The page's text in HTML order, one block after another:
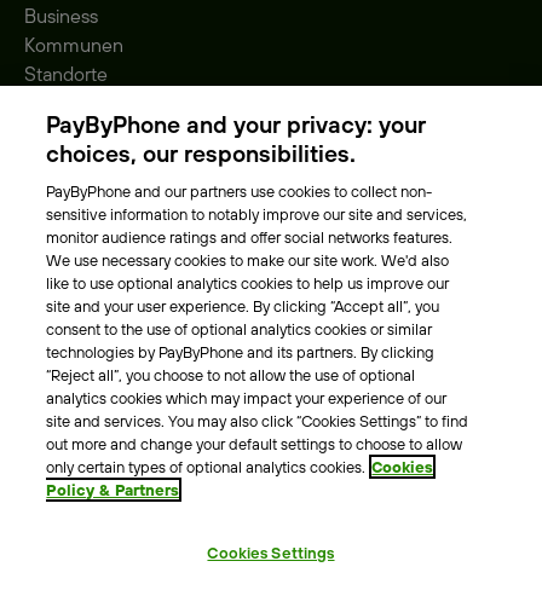
Business
Kommunen
Standorte
Park-Vignette
Über Uns
Unser Team
Karriere
Presse
Blog
Kontakt & Hilfe
Kontakt
Support
Pressekontakt
PayByPhone and your privacy: your
choices, our responsibilities.
PayByPhone and our partners use cookies to collect non-
sensitive information to notably improve our site and services,
monitor audience ratings and offer social networks features.
We use necessary cookies to make our site work. We'd also
like to use optional analytics cookies to help us improve our
site and your user experience. By clicking “Accept all”, you
consent to the use of optional analytics cookies or similar
technologies by PayByPhone and its partners. By clicking
“Reject all”, you choose to not allow the use of optional
analytics cookies which may impact your experience of our
site and services. You may also click “Cookies Settings” to find
out more and change your default settings to choose to allow
only certain types of optional analytics cookies. Cookies
Policy & Partners
Cookies Settings